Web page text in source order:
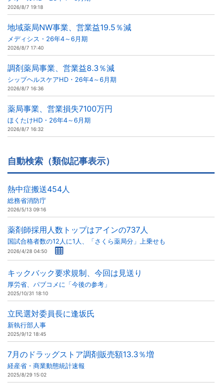
2026/8/7 19:18
地域薬局NW事業、営業益19.5％減
メディシス・26年4～6月期
2026/8/7 17:40
調剤薬局事業、営業益8.3％減
シップヘルスケアHD・26年4～6月期
2026/8/7 16:36
薬局事業、営業損失7100万円
ほくたけHD・26年4～6月期
2026/8/7 16:32
自動検索（類似記事表示）
熱中症搬送454人
総務省消防庁
2026/5/13 09:16
薬剤師採用人数トップはアインの737人
国試合格者数の12人に1人、「さくら薬局分」上乗せも
2026/4/28 04:50
キックバック要求規制、今回は見送り
厚労省、パブコメに「今後の参考」
2025/10/31 18:10
立民選対委員長に逢坂氏
新執行部人事
2025/9/12 18:45
7月のドラッグストア調剤販売額13.3％増
経産省・商業動態統計速報
2025/8/29 15:02